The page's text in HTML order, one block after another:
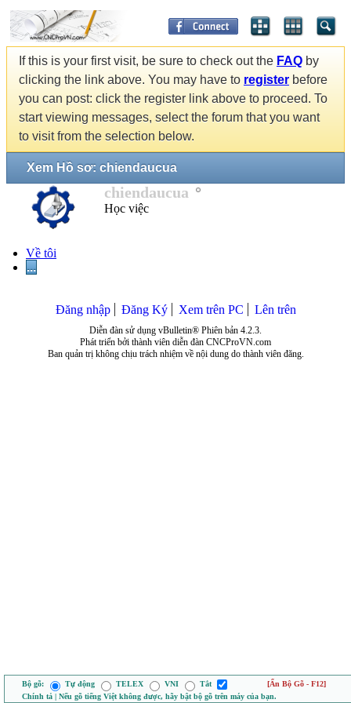
If this is your first visit, be sure to check out the FAQ by
clicking the link above. You may have to register before
you can post: click the register link above to proceed. To
start viewing messages, select the forum that you want
to visit from the selection below.
Xem Hồ sơ: chiendaucua
chiendaucua
Học việc
Về tôi
...
Đăng nhập Đăng Ký Xem trên PC Lên trên
Diễn đàn sử dụng vBulletin® Phiên bản 4.2.3.
Phát triển bởi thành viên diễn đàn CNCProVN.com
Ban quản trị không chịu trách nhiệm về nội dung do thành viên đăng.
Bộ gõ: Tự động TELEX VNI Tắt
[Ẩn Bộ Gõ - F12]
Chính tả | Nếu gõ tiếng Việt không được, hãy bật bộ gõ trên máy của bạn.